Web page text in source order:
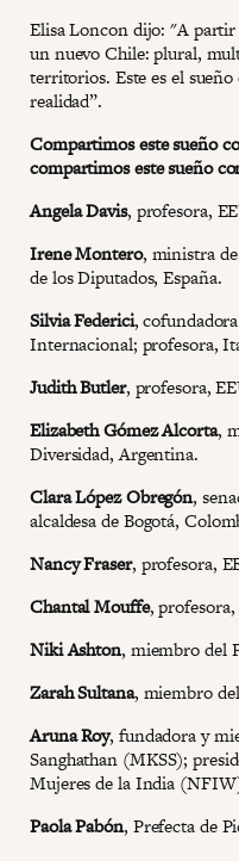
Elisa Loncon dijo: "A
un nuevo Chile: plural,
territorios. Este es el sueño
realidad”.
Compartimos este sueño
compartimos este sueño
Angela Davis, profesora,
Irene Montero, ministra
de los Diputados, España.
Silvia Federici,
Internacional; profesora,
Judith Butler, profesora,
Elizabeth Gómez Alcorta,
Diversidad, Argentina.
Clara López Obregón,
alcaldesa de Bogotá,
Nancy Fraser, profesora,
Chantal Mouffe, profesora,
Niki Ashton, miembro del
Zarah Sultana, miembro
Aruna Roy, fundadora y
Sanghathan (MKSS);
Mujeres de la India
Paola Pabón, Prefecta de